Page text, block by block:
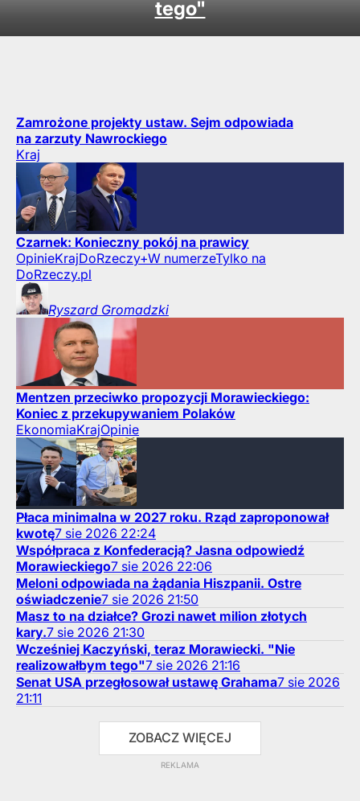
tego"
Zamrożone projekty ustaw. Sejm odpowiada
na zarzuty Nawrockiego
Kraj
Czarnek: Konieczny pokój na prawicy
OpinieKrajDoRzeczy+W numerzeTylko na
DoRzeczy.pl
Ryszard Gromadzki
Mentzen przeciwko propozycji Morawieckiego:
Koniec z przekupywaniem Polaków
EkonomiaKrajOpinie
Płaca minimalna w 2027 roku. Rząd zaproponował
kwotę7 sie 2026 22:24
Współpraca z Konfederacją? Jasna odpowiedź
Morawieckiego7 sie 2026 22:06
Meloni odpowiada na żądania Hiszpanii. Ostre
oświadczenie7 sie 2026 21:50
Masz to na działce? Grozi nawet milion złotych
kary.7 sie 2026 21:30
Wcześniej Kaczyński, teraz Morawiecki. "Nie
realizowałbym tego"7 sie 2026 21:16
Senat USA przegłosował ustawę Grahama7 sie 2026
21:11
WIĘCEJ